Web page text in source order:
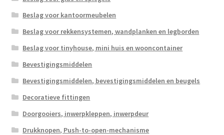
Beslag voor kantoormeubelen
Beslag voor rekkensystemen, wandplanken en legborden
Beslag voor tinyhouse, mini huis en wooncontainer
Bevestigingsmiddelen
Bevestigingsmiddelen, bevestigingsmiddelen en beugels
Decoratieve fittingen
Doorgooiers, inwerpkleppen, inwerpdeur
Drukknopen, Push-to-open-mechanisme